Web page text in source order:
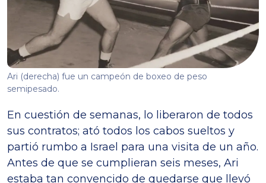
Ari (derecha) fue un campeón de boxeo de peso
semipesado.
En cuestión de semanas, lo liberaron de todos
sus contratos; ató todos los cabos sueltos y
partió rumbo a Israel para una visita de un año.
Antes de que se cumplieran seis meses, Ari
estaba tan convencido de quedarse que llevó